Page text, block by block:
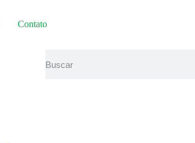
Contato